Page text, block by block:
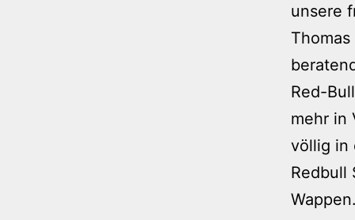
unsere
Red-
mehr in
völlig in
Redbull